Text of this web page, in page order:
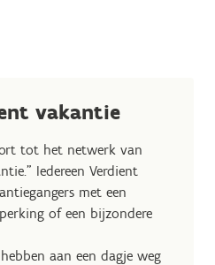
vakantie
tot het netwerk van
Iedereen Verdient
met een
of een bijzondere
aan een dagje weg